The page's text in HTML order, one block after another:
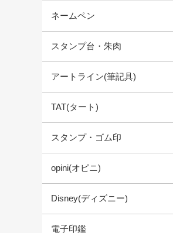
ネームペン
スタンプ台・朱肉
アートライン(筆記具)
TAT(タート)
スタンプ・ゴム印
opini(オピニ)
Disney(ディズニー)
電子印鑑